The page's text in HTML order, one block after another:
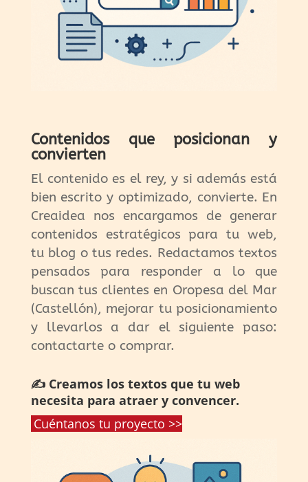
Contenidos que posicionan y
convierten
El contenido es el rey, y si además está
bien escrito y optimizado, convierte. En
Creaidea nos encargamos de generar
contenidos estratégicos para tu web,
tu blog o tus redes. Redactamos textos
pensados para responder a lo que
buscan tus clientes en Oropesa del Mar
(Castellón), mejorar tu posicionamiento
y llevarlos a dar el siguiente paso:
contactarte o comprar.
✍️ Creamos los textos que tu web
necesita para atraer y convencer.
Cuéntanos tu proyecto >>